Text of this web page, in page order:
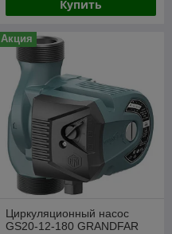
Купить
Акция
Циркуляционный насос
GS20-12-180 GRANDFAR